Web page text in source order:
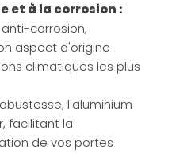
et à la corrosion :
corrosion,
aspect d'origine
climatiques les plus
l'aluminium
facilitant la
de vos portes